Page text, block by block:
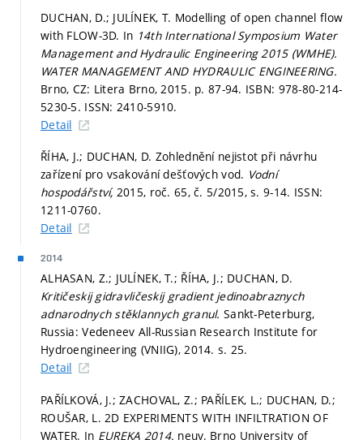
DUCHAN, D.; JULÍNEK, T. Modelling of open channel flow
with FLOW-3D. In 14th International Symposium Water
Management and Hydraulic Engineering 2015 (WMHE).
WATER MANAGEMENT AND HYDRAULIC ENGINEERING.
Brno, CZ: Litera Brno, 2015. p. 87-94. ISBN: 978-80-214-
5230-5. ISSN: 2410-5910.
Detail
ŘÍHA, J.; DUCHAN, D. Zohlednění nejistot při návrhu
zařízení pro vsakování dešťových vod. Vodní
hospodářství, 2015, roč. 65, č. 5/2015,s. 9-14. ISSN:
1211-0760.
Detail
2014
ALHASAN, Z.; JULÍNEK, T.; ŘÍHA, J.; DUCHAN, D.
Kritičeskij gidravličeskij gradient jedinoabraznych
adnarodnych stěklannych granul. Sankt-Peterburg,
Russia: Vedeneev All-Russian Research Institute for
Hydroengineering (VNIIG), 2014. s. 25.
Detail
PAŘÍLKOVÁ, J.; ZACHOVAL, Z.; PAŘÍLEK, L.; DUCHAN, D.;
ROUŠAR, L. 2D EXPERIMENTS WITH INFILTRATION OF
WATER. In EUREKA 2014. neuv. Brno University of